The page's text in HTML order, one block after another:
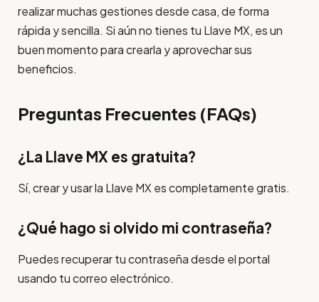
realizar muchas gestiones desde casa, de forma
rápida y sencilla. Si aún no tienes tu Llave MX, es un
buen momento para crearla y aprovechar sus
beneficios.
Preguntas Frecuentes (FAQs)
¿La Llave MX es gratuita?
Sí, crear y usar la Llave MX es completamente gratis.
¿Qué hago si olvido mi contraseña?
Puedes recuperar tu contraseña desde el portal
usando tu correo electrónico.